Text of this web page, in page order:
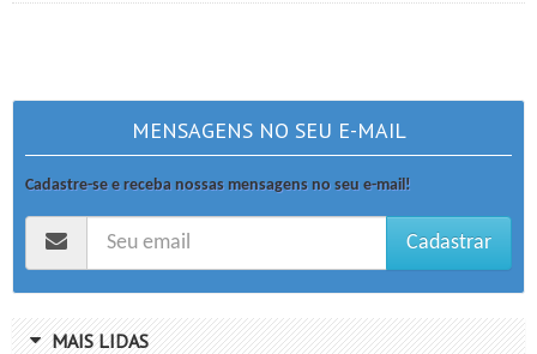
MENSAGENS NO SEU E-MAIL
Cadastre-se e receba nossas mensagens no seu e-mail!
Cadastrar
MAIS LIDAS